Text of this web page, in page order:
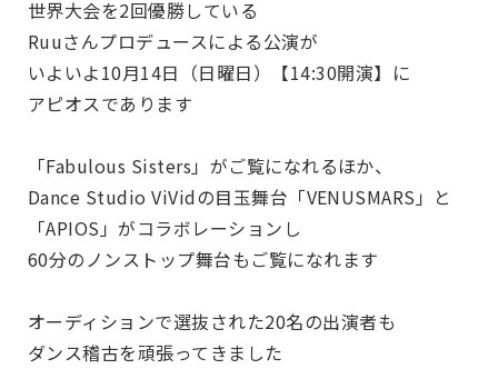
世界大会を2回優勝している
Ruuさんプロデュースによる公演が
いよいよ10月14日（日曜日）【14:30開演】に
アピオスであります
「Fabulous Sisters」がご覧になれるほか、
Dance Studio ViVidの目玉舞台「VENUSMARS」と
「APIOS」がコラボレーションし
60分のノンストップ舞台もご覧になれます
オーディションで選抜された20名の出演者も
ダンス稽古を頑張ってきました